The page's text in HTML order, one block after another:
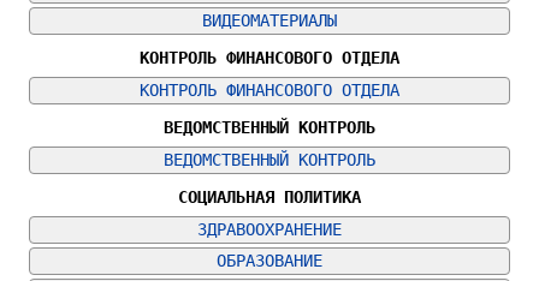
ВИДЕОМАТЕРИАЛЫ
КОНТРОЛЬ ФИНАНСОВОГО ОТДЕЛА
КОНТРОЛЬ ФИНАНСОВОГО ОТДЕЛА
ВЕДОМСТВЕННЫЙ КОНТРОЛЬ
ВЕДОМСТВЕННЫЙ КОНТРОЛЬ
СОЦИАЛЬНАЯ ПОЛИТИКА
ЗДРАВООХРАНЕНИЕ
ОБРАЗОВАНИЕ